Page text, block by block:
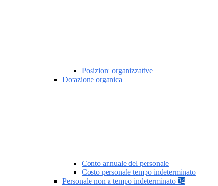
Posizioni organizzative
Dotazione organica
Conto annuale del personale
Costo personale tempo indeterminato
Personale non a tempo indeterminato 34